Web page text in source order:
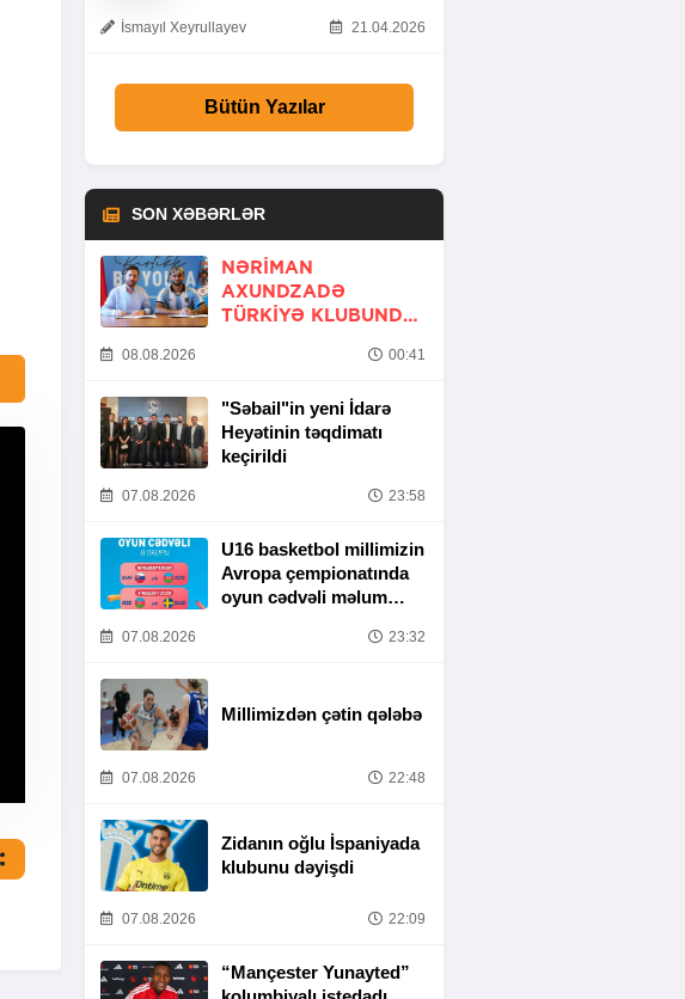
İsmayıl Xeyrullayev 21.04.2026
Bütün Yazılar
SON XƏBƏRLƏR
NƏRIMAN
AXUNDZADƏ
TÜRKIYƏ KLUBUNDA
08.08.2026 00:41
"Səbail"in yeni İdarə
Heyətinin təqdimatı
keçirildi
07.08.2026 23:58
U16 basketbol millimizin
Avropa çempionatında
oyun cədvəli məlum
07.08.2026 23:32
Millimizdən çətin qələbə
07.08.2026 22:48
Zidanın oğlu İspaniyada
klubunu dəyişdi
07.08.2026 22:09
“Mançester Yunayted”